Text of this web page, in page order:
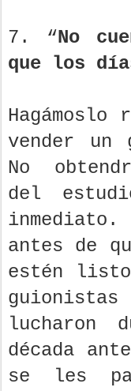
7. “No
que los
vender un
No
del
inmediato.
antes de
estén
lucharon
década
se les